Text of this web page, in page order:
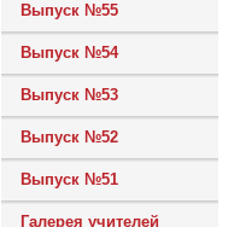
Выпуск №55
Выпуск №54
Выпуск №53
Выпуск №52
Выпуск №51
Галерея учителей